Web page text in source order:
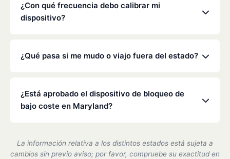
de bloqueo en cualquier vehículo que conduzca.
Consulte la orden específica del tribunal o de la
¿Con qué frecuencia debo calibrar mi
dispositivo?
calibración cada 30 a 90 días. Nuestros técnicos se
rápidas.
¿Qué pasa si me mudo o viajo fuera del estado?
te mudas o viajas, podemos ayudarte a coordinar el
servicio en uno de nuestros centros asociados.
¿Está aprobado el dispositivo de bloqueo de
bajo coste en Maryland?
de encendido certificado por el estado de Maryland
y cumplimos plenamente con todos los requisitos
La información relativa a los distintos estados está sujeta a
cambios sin previo aviso; por favor, compruebe su exactitud en